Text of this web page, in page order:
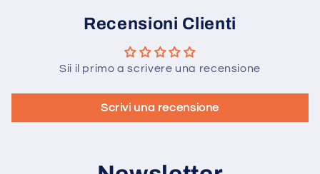
Recensioni Clienti
Sii il primo a scrivere una recensione
Scrivi una recensione